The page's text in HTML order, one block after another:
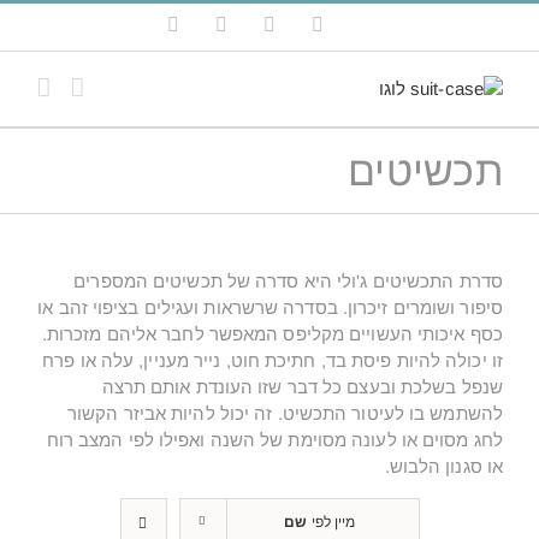
Facebook
Instagram
Pinterest
תכשיטים
סדרת התכשיטים ג'ולי היא סדרה של תכשיטים המספרים
סיפור ושומרים זיכרון. בסדרה שרשראות ועגילים בציפוי זהב או
כסף איכותי העשויים מקליפס המאפשר לחבר אליהם מזכרות.
זו יכולה להיות פיסת בד, חתיכת חוט, נייר מעניין, עלה או פרח
שנפל בשלכת ובעצם כל דבר שזו העונדת אותם תרצה
להשתמש בו לעיטור התכשיט. זה יכול להיות אביזר הקשור
לחג מסוים או לעונה מסוימת של השנה ואפילו לפי המצב רוח
או סגנון הלבוש.
מיין לפי שם